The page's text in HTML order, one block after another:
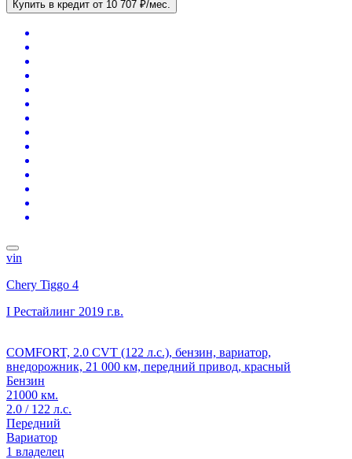
Купить в кредит от 10 707 ₽/мес.
vin
Chery Tiggo 4
I Рестайлинг 2019 г.в.
COMFORT, 2.0 CVT (122 л.с.), бензин, вариатор,
внедорожник, 21 000 км, передний привод, красный
Бензин
21000 км.
2.0 / 122 л.с.
Передний
Вариатор
1 владелец